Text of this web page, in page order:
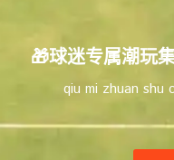
🎁球迷专属潮玩
qiu mi zhuan shu